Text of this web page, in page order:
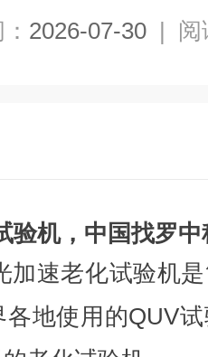
2026-07-30 | 阅
验机，中国找罗
加速老化试验机
地使用的QUV